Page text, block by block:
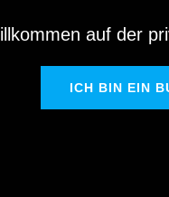
auf der
ICH BIN EIN